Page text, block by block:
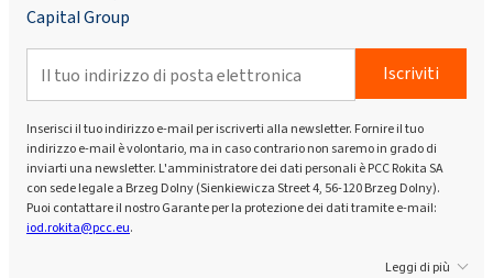
Capital Group
Iscriviti
Inserisci il tuo indirizzo e-mail per iscriverti alla newsletter. Fornire il tuo
indirizzo e-mail è volontario, ma in caso contrario non saremo in grado di
inviarti una newsletter. L'amministratore dei dati personali è PCC Rokita SA
con sede legale a Brzeg Dolny (Sienkiewicza Street 4, 56-120 Brzeg Dolny).
Puoi contattare il nostro Garante per la protezione dei dati tramite e-mail:
iod.rokita@pcc.eu.
Leggi di più